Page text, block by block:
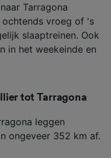
Tarragona
ochtends vroeg of 's
slaaptreinen. Ook
in het weekeinde en
tot Tarragona
leggen
ongeveer 352 km af.